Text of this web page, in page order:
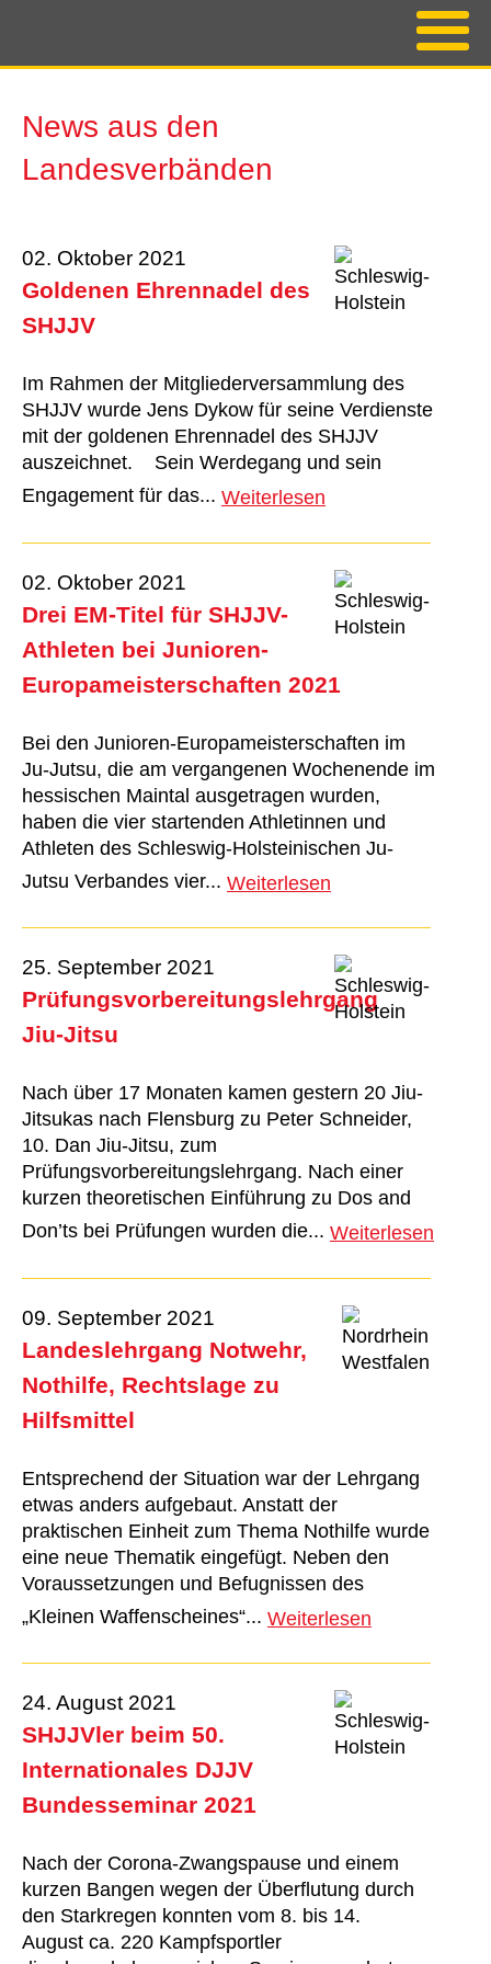
News aus den
Landesverbänden
02. Oktober 2021
Goldenen Ehrennadel des
SHJJV
Im Rahmen der Mitgliederversammlung des
SHJJV wurde Jens Dykow für seine Verdienste
mit der goldenen Ehrennadel des SHJJV
auszeichnet. Sein Werdegang und sein
Engagement für das... Weiterlesen
02. Oktober 2021
Drei EM-Titel für SHJJV-
Athleten bei Junioren-
Europameisterschaften 2021
Bei den Junioren-Europameisterschaften im
Ju-Jutsu, die am vergangenen Wochenende im
hessischen Maintal ausgetragen wurden,
haben die vier startenden Athletinnen und
Athleten des Schleswig-Holsteinischen Ju-
Jutsu Verbandes vier... Weiterlesen
25. September 2021
Prüfungsvorbereitungslehrgang
Jiu-Jitsu
Nach über 17 Monaten kamen gestern 20 Jiu-
Jitsukas nach Flensburg zu Peter Schneider,
10. Dan Jiu-Jitsu, zum
Prüfungsvorbereitungslehrgang. Nach einer
kurzen theoretischen Einführung zu Dos and
Don’ts bei Prüfungen wurden die... Weiterlesen
09. September 2021
Landeslehrgang Notwehr,
Nothilfe, Rechtslage zu
Hilfsmittel
Entsprechend der Situation war der Lehrgang
etwas anders aufgebaut. Anstatt der
praktischen Einheit zum Thema Nothilfe wurde
eine neue Thematik eingefügt. Neben den
Voraussetzungen und Befugnissen des
„Kleinen Waffenscheines“... Weiterlesen
24. August 2021
SHJJVler beim 50.
Internationales DJJV
Bundesseminar 2021
Nach der Corona-Zwangspause und einem
kurzen Bangen wegen der Überflutung durch
den Starkregen konnten vom 8. bis 14.
August ca. 220 Kampfsportler